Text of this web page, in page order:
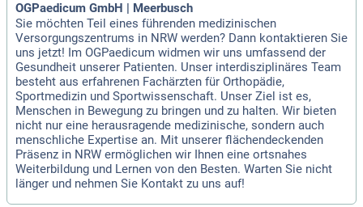
OGPaedicum GmbH | Meerbusch
Sie möchten Teil eines führenden medizinischen
Versorgungszentrums in NRW werden? Dann kontaktieren Sie
uns jetzt! Im OGPaedicum widmen wir uns umfassend der
Gesundheit unserer Patienten. Unser interdisziplinäres Team
besteht aus erfahrenen Fachärzten für Orthopädie,
Sportmedizin und Sportwissenschaft. Unser Ziel ist es,
Menschen in Bewegung zu bringen und zu halten. Wir bieten
nicht nur eine herausragende medizinische, sondern auch
menschliche Expertise an. Mit unserer flächendeckenden
Präsenz in NRW ermöglichen wir Ihnen eine ortsnahes
Weiterbildung und Lernen von den Besten. Warten Sie nicht
länger und nehmen Sie Kontakt zu uns auf!